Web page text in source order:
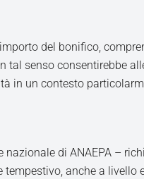
del bonifico,
tal senso consentirebbe
in un contesto
di ANAEPA –
anche a livello